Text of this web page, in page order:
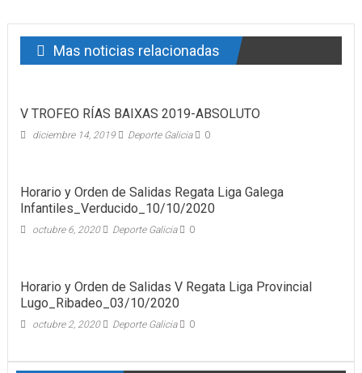
Mas noticias relacionadas
V TROFEO RÍAS BAIXAS 2019-ABSOLUTO
diciembre 14, 2019 Deporte Galicia 0
Horario y Orden de Salidas Regata Liga Galega
Infantiles_Verducido_10/10/2020
octubre 6, 2020 Deporte Galicia 0
Horario y Orden de Salidas V Regata Liga Provincial
Lugo_Ribadeo_03/10/2020
octubre 2, 2020 Deporte Galicia 0